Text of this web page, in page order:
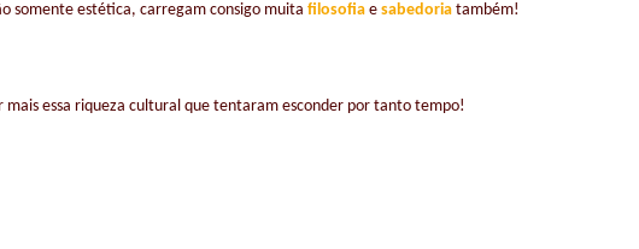
somente estética, carregam consigo muita filosofia e sabedoria também!
mais essa riqueza cultural que tentaram esconder por tanto tempo!